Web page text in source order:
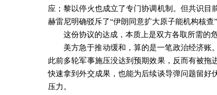
应；黎以停火也成立了专门协调机制。但共识
赫雷尼明确驳斥了“伊朗同意扩大原子能机构核查”
这份协议的达成，本质上是双方各取所需的
美方急于推动缓和，算的是一笔政治经济账
此前多轮军事施压没达到预期效果，反而有被
快速拿到外交成果，也能为后续谈导弹问题留
压力。